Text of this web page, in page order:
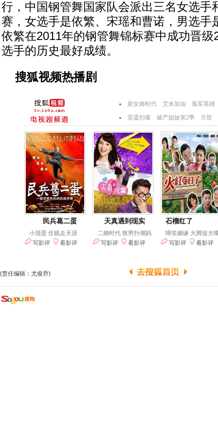
行，中国钢管舞国家队会派出三名女选手
赛，女选手是依繁、宋瑶和曹诺，男选手
依繁在2011年的钢管舞锦标赛中成功晋级
选手的历史最好成绩。
搜狐视频热播剧
(责任编辑：尤俊乔)